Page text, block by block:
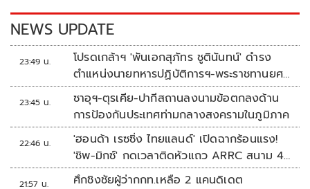
k k
NEWS UPDATE
23:49 น.
โปรดเกล้าฯ 'พันเอกสุภัทร ชูตินันทน์' ดำรง
ตำแหน่งนายทหารปฏิบัติการฯ-พระราชทานยศ
'พลตรี'
23:45 น.
ซาอุฯ-ตุรเคีย-ปากีสถานลงนามข้อตกลงด้าน
การป้องกันประเทศท่ามกลางสงครามในภูมิภาค
22:46 น.
'ฮอนด้า เรซซิ่ง ไทยแลนด์' เปิดฉากร้อนแรง!
'ชิพ-มิกซ์' กดเวลาติดหัวแถว ARRC สนาม 4
ที่มัลดาลิกา
21:57 น.
ศึกชิงชัยผู้ว่ากกท.เหลือ 2 แคนดิเดต